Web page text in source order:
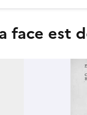
face est